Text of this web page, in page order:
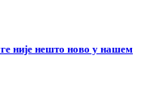
није нешто ново у нашем